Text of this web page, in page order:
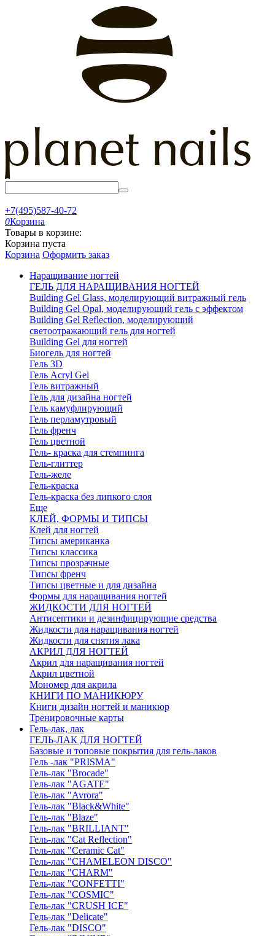
+7(495)587-40-72
0Корзина
Товары в корзине:
Корзина пуста
Корзина Оформить заказ
Наращивание ногтей
ГЕЛЬ ДЛЯ НАРАЩИВАНИЯ НОГТЕЙ
Building Gel Glass, моделирующий витражный гель
Building Gel Opal, моделирующий гель с эффектом
Building Gel Reflection, моделирующий
светоотражающий гель для ногтей
Building Gel для ногтей
Биогель для ногтей
Гель 3D
Гель Acryl Gel
Гель витражный
Гель для дизайна ногтей
Гель камуфлирующий
Гель перламутровый
Гель френч
Гель цветной
Гель- краска для стемпинга
Гель-глиттер
Гель-желе
Гель-краска
Гель-краска без липкого слоя
Еще
КЛЕЙ, ФОРМЫ И ТИПСЫ
Клей для ногтей
Типсы американка
Типсы классика
Типсы прозрачные
Типсы френч
Типсы цветные и для дизайна
Формы для наращивания ногтей
ЖИДКОСТИ ДЛЯ НОГТЕЙ
Антисептики и дезинфицирующие средства
Жидкости для наращивания ногтей
Жидкости для снятия лака
АКРИЛ ДЛЯ НОГТЕЙ
Акрил для наращивания ногтей
Акрил цветной
Мономер для акрила
КНИГИ ПО МАНИКЮРУ
Книги дизайн ногтей и маникюр
Тренировочные карты
Гель-лак, лак
ГЕЛЬ-ЛАК ДЛЯ НОГТЕЙ
Базовые и топовые покрытия для гель-лаков
Гель -лак "PRISMA"
Гель-лак "Brocade"
Гель-лак "AGATE"
Гель-лак "Avrora"
Гель-лак "Black&White"
Гель-лак "Blaze"
Гель-лак "BRILLIANT"
Гель-лак "Cat Reflection"
Гель-лак "Ceramic Cat"
Гель-лак "CHAMELEON DISCO"
Гель-лак "CHARM"
Гель-лак "CONFETTI"
Гель-лак "COSMIC"
Гель-лак "CRUSH ICE"
Гель-лак "Delicate"
Гель-лак "DISCO"